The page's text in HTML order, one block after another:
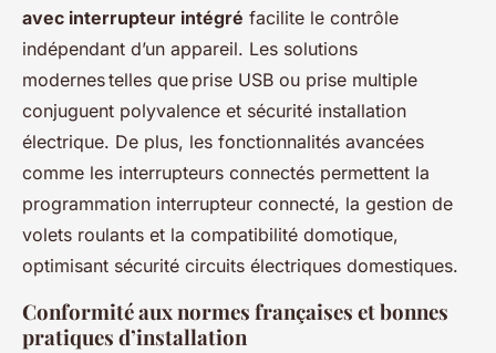
avec interrupteur intégré facilite le contrôle
indépendant d’un appareil. Les solutions
modernes telles que prise USB ou prise multiple
conjuguent polyvalence et sécurité installation
électrique. De plus, les fonctionnalités avancées
comme les interrupteurs connectés permettent la
programmation interrupteur connecté, la gestion de
volets roulants et la compatibilité domotique,
optimisant sécurité circuits électriques domestiques.
Conformité aux normes françaises et bonnes
pratiques d’installation